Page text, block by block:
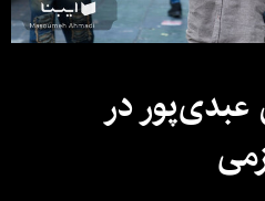
عبدی‌پور در